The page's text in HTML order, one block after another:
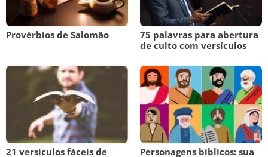
Provérbios de Salomão
75 palavras para abertura
de culto com versículos
21 versículos fáceis de
Personagens bíblicos: sua